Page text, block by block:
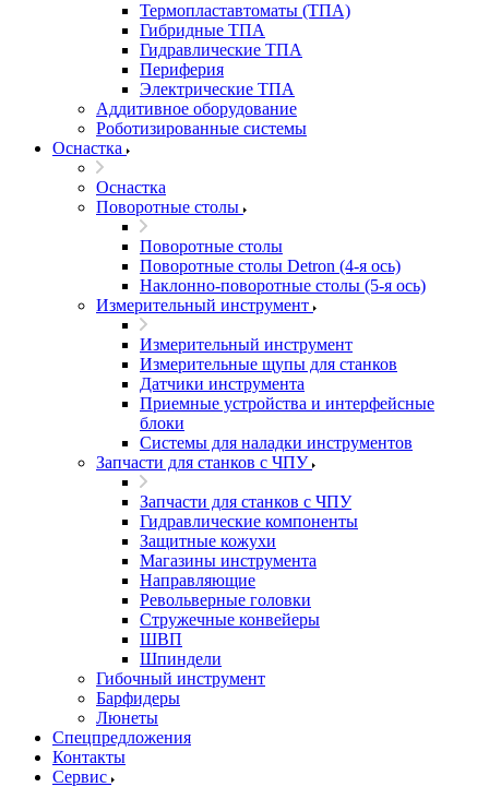
Термопластавтоматы (ТПА)
Гибридные ТПА
Гидравлические ТПА
Периферия
Электрические ТПА
Аддитивное оборудование
Роботизированные системы
Оснастка
Оснастка
Поворотные столы
Поворотные столы
Поворотные столы Detron (4-я ось)
Наклонно-поворотные столы (5-я ось)
Измерительный инструмент
Измерительный инструмент
Измерительные щупы для станков
Датчики инструмента
Приемные устройства и интерфейсные
блоки
Системы для наладки инструментов
Запчасти для станков с ЧПУ
Запчасти для станков с ЧПУ
Гидравлические компоненты
Защитные кожухи
Магазины инструмента
Направляющие
Револьверные головки
Стружечные конвейеры
ШВП
Шпиндели
Гибочный инструмент
Барфидеры
Люнеты
Спецпредложения
Контакты
Сервис